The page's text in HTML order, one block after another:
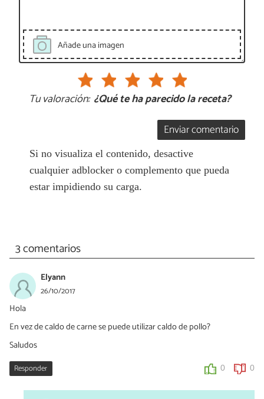
Añade una imagen
Tu valoración: ¿Qué te ha parecido la receta?
Enviar comentario
Si no visualiza el contenido, desactive
cualquier adblocker o complemento que pueda
estar impidiendo su carga.
3 comentarios
Elyann
26/10/2017
Hola
En vez de caldo de carne se puede utilizar caldo de pollo?
Saludos
Responder 0 0